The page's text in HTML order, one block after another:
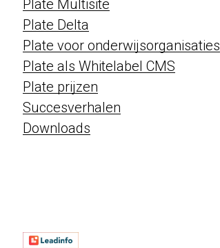
Plate Multisite
Plate Delta
Plate voor onderwijsorganisaties
Plate als Whitelabel CMS
Plate prijzen
Succesverhalen
Downloads